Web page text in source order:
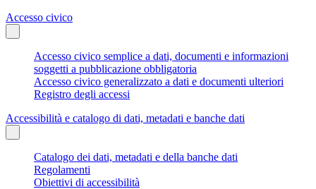
Accesso civico
Accesso civico semplice a dati, documenti e informazioni
soggetti a pubblicazione obbligatoria
Accesso civico generalizzato a dati e documenti ulteriori
Registro degli accessi
Accessibilità e catalogo di dati, metadati e banche dati
Catalogo dei dati, metadati e della banche dati
Regolamenti
Obiettivi di accessibilità